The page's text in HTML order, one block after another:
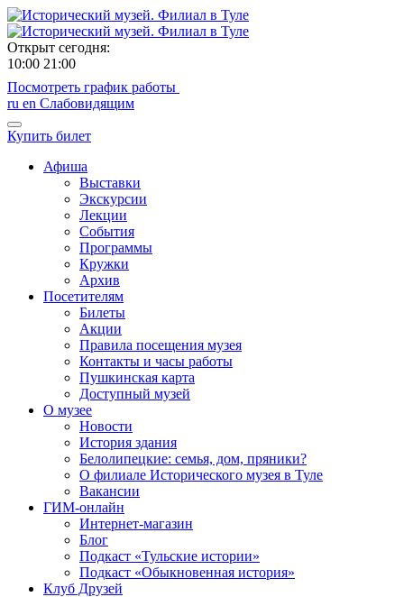
Открыт сегодня:
10:00 21:00
Посмотреть график работы
ru en Слабовидящим
Купить билет
Афиша
Выставки
Экскурсии
Лекции
События
Программы
Кружки
Архив
Посетителям
Билеты
Акции
Правила посещения музея
Контакты и часы работы
Пушкинская карта
Доступный музей
О музее
Новости
История здания
Белолипецкие: семья, дом, пряники?
О филиале Исторического музея в Туле
Вакансии
ГИМ-онлайн
Интернет-магазин
Блог
Подкаст «Тульские истории»
Подкаст «Обыкновенная история»
Клуб Друзей